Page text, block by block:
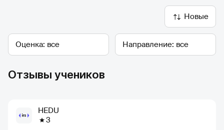
Новые
Оценка Направление
Отзывы учеников
HEDU
3